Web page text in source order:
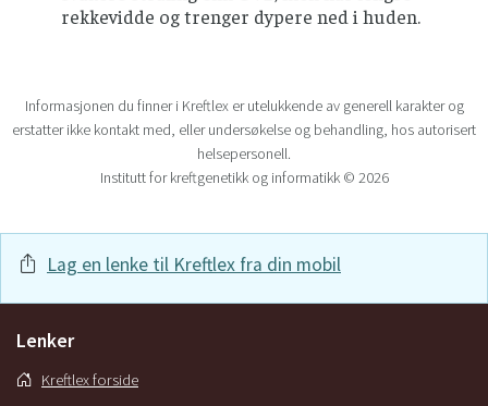
rekkevidde og trenger dypere ned i huden.
Informasjonen du finner i Kreftlex er utelukkende av generell karakter og
erstatter ikke kontakt med, eller undersøkelse og behandling, hos autorisert
helsepersonell.
Institutt for kreftgenetikk og informatikk © 2026
Lag en lenke til Kreftlex fra din mobil
Lenker
Kreftlex forside